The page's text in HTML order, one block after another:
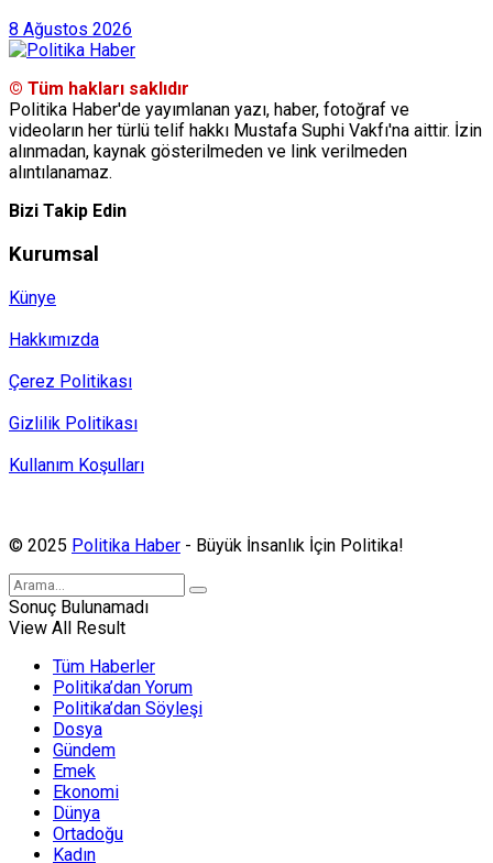
8 Ağustos 2026
© Tüm hakları saklıdır
Politika Haber'de yayımlanan yazı, haber, fotoğraf ve
videoların her türlü telif hakkı Mustafa Suphi Vakfı'na aittir. İzin
alınmadan, kaynak gösterilmeden ve link verilmeden
alıntılanamaz.
Bizi Takip Edin
Kurumsal
Künye
Hakkımızda
Çerez Politikası
Gizlilik Politikası
Kullanım Koşulları
© 2025 Politika Haber - Büyük İnsanlık İçin Politika!
Sonuç Bulunamadı
View All Result
Tüm Haberler
Politika’dan Yorum
Politika’dan Söyleşi
Dosya
Gündem
Emek
Ekonomi
Dünya
Ortadoğu
Kadın